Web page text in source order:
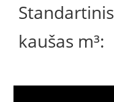
Standartinis
kaušas m³: